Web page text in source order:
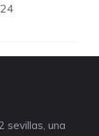
sevillas, una